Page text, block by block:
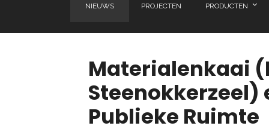
NIEUWS PROJECTEN PRODUCTEN
Materialenkaai
Publieke Ruimte